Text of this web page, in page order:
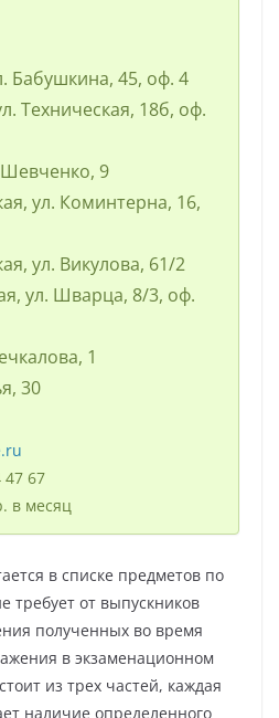
Бабушкина, 45, оф. 4
Техническая, 18б, оф.
9
ул. Коминтерна, 16,
ул. Викулова, 61/2
ул. Шварца, 8/3, оф.
1
30
47 67
в месяц
в списке предметов по
требует от выпускников
полученных во время
в экзаменационном
из трех частей, каждая
наличие определенного